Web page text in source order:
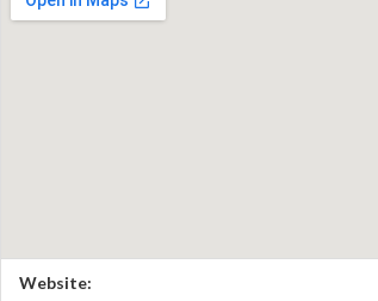
Venue Details
Address
Website: